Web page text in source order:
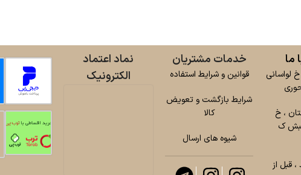
ما
خ لواسانی
، خ
ک
، قبل از
خدمات مشتریان
قوانین و شرایط استفاده
شرایط بازگشت و تعویض
کالا
شیوه های ارسال
نماد اعتماد
الکترونیک